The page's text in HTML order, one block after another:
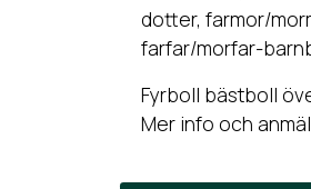
dotter, farmor/
farfar/morfar-
Fyrboll bästboll
Mer info och